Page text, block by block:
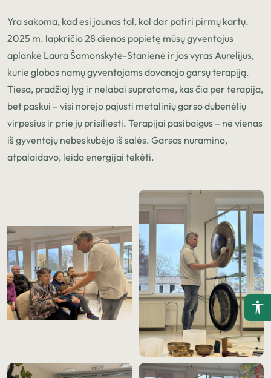
Yra sakoma, kad esi jaunas tol, kol dar patiri pirmų kartų.
2025 m. lapkričio 28 dienos popietę mūsų gyventojus
aplankė Laura Šamonskytė-Stanienė ir jos vyras Aurelijus,
kurie globos namų gyventojams dovanojo garsų terapiją.
Tiesa, pradžioj lyg ir nelabai supratome, kas čia per terapija,
bet paskui – visi norėjo pajusti metalinių garso dubenėlių
virpesius ir prie jų prisiliesti. Terapijai pasibaigus – nė vienas
iš gyventojų nebeskubėjo iš salės. Garsas nuramino,
atpalaidavo, leido energijai tekėti.